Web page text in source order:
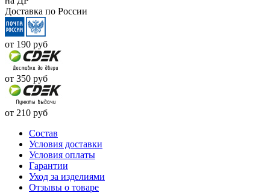
Доставка по России
от 190 руб
от 350 руб
от 210 руб
Cостав
Условия доставки
Условия оплаты
Гарантии
Уход за изделиями
Отзывы о товаре